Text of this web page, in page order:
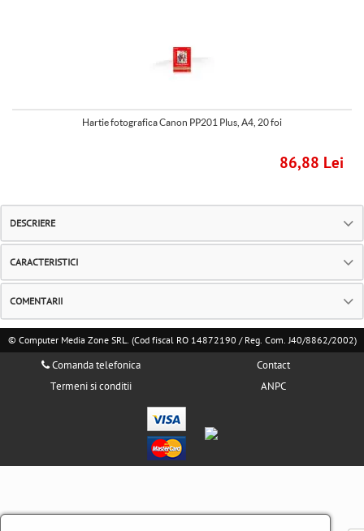
Hartie fotografica Canon PP201 Plus, A4, 20 foi
86,88 Lei
DESCRIERE
CARACTERISTICI
COMENTARII
© Computer Media Zone SRL. (Cod fiscal RO 14872190 / Reg. Com. J40/8862/2002)
Comanda telefonica
Termeni si conditii
Contact
ANPC